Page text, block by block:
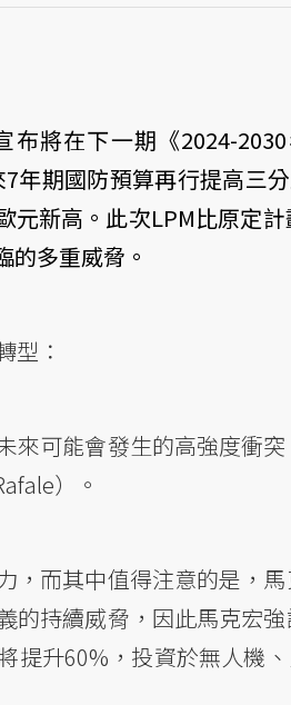
將在下一期《2024-
期國防預算再行提高三
新高。此次LPM比原定
多重威脅。
型：
可能會發生的高強度衝
）。
而其中值得注意的是，
的持續威脅，因此馬克宏
提升60%，投資於無人機